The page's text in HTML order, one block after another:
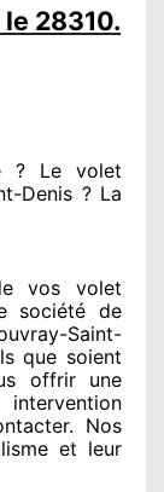
28310.
? Le volet
Denis ? La
vos volet
société de
Saint-
que soient
offrirune
. Nos
et leur